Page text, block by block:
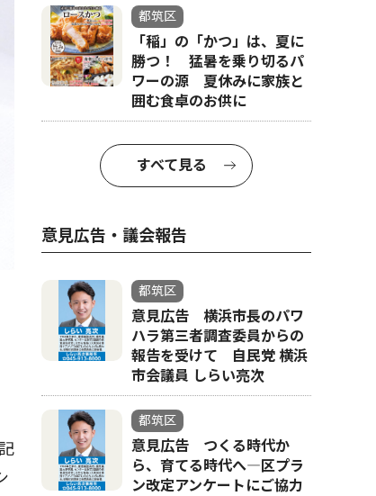
都筑区
「稲」の「かつ」は、夏に
勝つ！ 猛暑を乗り切るパ
ワーの源 夏休みに家族と
囲む食卓のお供に
すべて見る
意見広告・議会報告
都筑区
意見広告 横浜市長のパワ
ハラ第三者調査委員からの
報告を受けて 自民党 横浜
市会議員 しらい亮次
都筑区
意見広告 つくる時代か
ら、育てる時代へ―区プラ
ン改定アンケートにご協力